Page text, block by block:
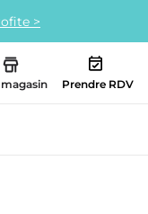
>
Prendre RDV